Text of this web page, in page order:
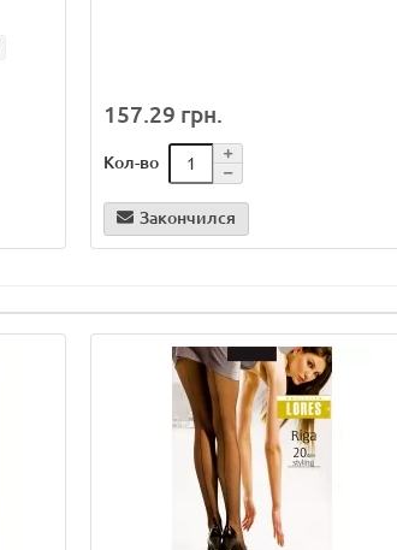
157.29 грн.
Кол-во
Закончился